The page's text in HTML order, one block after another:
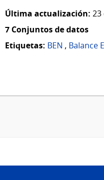
Última actualización: 23
7 Conjuntos de datos
Etiquetas: BEN , Balance